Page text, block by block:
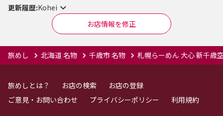
更新履歴:Kohei
お店情報を修正
旅めし 北海道 名物 千歳市 名物 札幌らーめん 大心 新千歳
旅めしとは？ お店の検索
お店の登録
ご意見・お問い合わせ
プライバシーポリシー 利用規約